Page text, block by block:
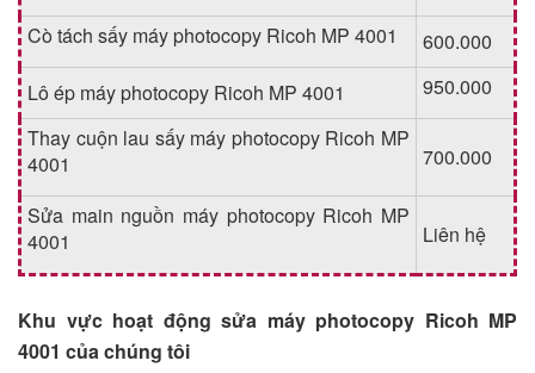
Cò tách sấy máy photocopy Ricoh MP 4001
600.000
Lô ép máy photocopy Ricoh MP 4001
950.000
Thay cuộn lau sấy máy photocopy Ricoh MP
4001
700.000
Sửa main nguồn máy photocopy Ricoh MP
4001
Liên hệ
Khu vực hoạt động sửa máy photocopy Ricoh MP
4001 của chúng tôi